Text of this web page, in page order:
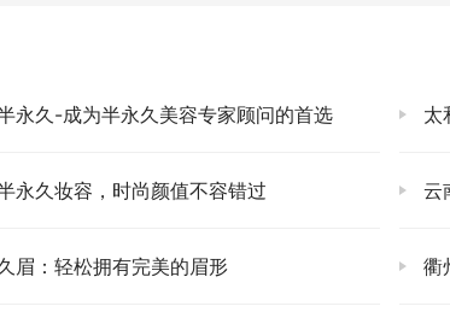
永久-成为半永久美容专家顾问的首选 太
永久妆容，时尚颜值不容错过 云
眉：轻松拥有完美的眉形 衢